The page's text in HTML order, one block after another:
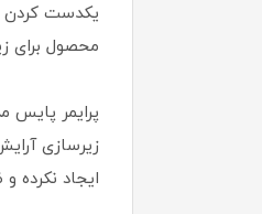
یکدست کردن
محصول برای
زیرسازی
ایجاد نکرده